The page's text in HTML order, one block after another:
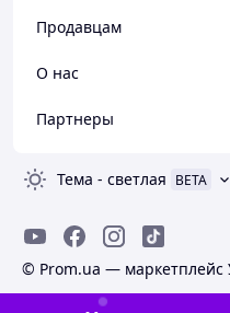
Продавцам
О нас
Партнеры
Тема - светлая BETA
© Prom.ua — маркетплейс